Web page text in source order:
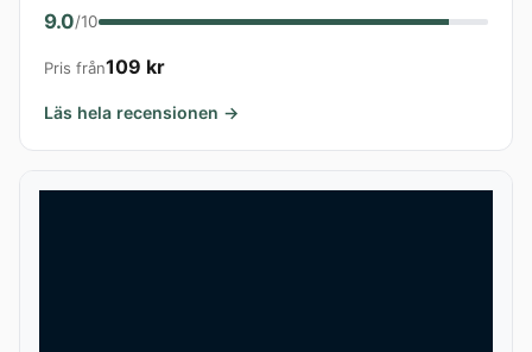
9.0/10
Pris från109 kr
Läs hela recensionen →